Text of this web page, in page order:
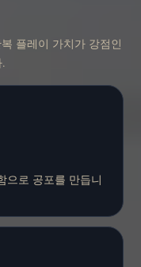
플레이 가치가 강점인
으로 공포를 만듭니